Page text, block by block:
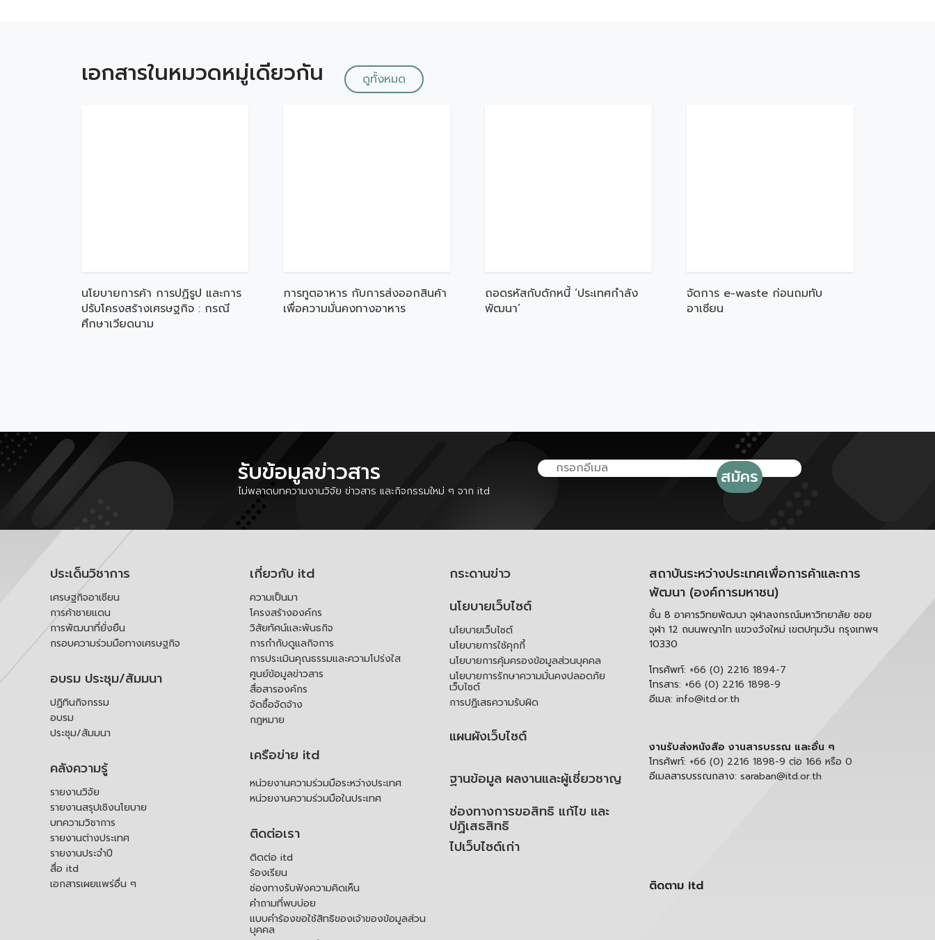
เอกสารในหมวดหมู่เดียวกัน ดูทั้งหมด
นโยบายการค้า การปฏิรูป และการ
ปรับโครงสร้างเศรษฐกิจ : กรณี
ศึกษาเวียดนาม
การทูตอาหาร กับการส่งออกสินค้า
เพื่อความมั่นคงทางอาหาร
ถอดรหัสกับดักหนี้ ‘ประเทศกำลัง
พัฒนา’
จัดการ e-waste ก่อนถมทับ
อาเซียน
รับข้อมูลข่าวสาร
ไม่พลาดบทความงานวิจัย ข่าวสาร และกิจกรรมใหม่ ๆ จาก itd
ประเด็นวิชาการ
เศรษฐกิจอาเซียน
การค้าชายแดน
การพัฒนาที่ยั่งยืน
กรอบความร่วมมือทางเศรษฐกิจ
อบรม ประชุม/สัมมนา
ปฏิทินกิจกรรม
อบรม
ประชุม/สัมมนา
คลังความรู้
รายงานวิจัย
รายงานสรุปเชิงนโยบาย
บทความวิชาการ
รายงานต่างประเทศ
รายงานประจำปี
สื่อ itd
เอกสารเผยแพร่อื่น ๆ
เกี่ยวกับ itd
ความเป็นมา
โครงสร้างองค์กร
วิสัยทัศน์และพันธกิจ
การกำกับดูแลกิจการ
การประเมินคุณธรรมและความโปร่งใส
ศูนย์ข้อมูลข่าวสาร
สื่อสารองค์กร
จัดซื้อจัดจ้าง
กฎหมาย
เครือข่าย itd
หน่วยงานความร่วมมือระหว่างประเทศ
หน่วยงานความร่วมมือในประเทศ
ติดต่อเรา
ติดต่อ itd
ร้องเรียน
ช่องทางรับฟังความคิดเห็น
คำถามที่พบบ่อย
แบบคำร้องขอใช้สิทธิของเจ้าของข้อมูลส่วน
บุคคล
กระดานข่าว
นโยบายเว็บไซต์
นโยบายเว็บไซต์
นโยบายการใช้คุกกี้
นโยบายการคุ้มครองข้อมูลส่วนบุคคล
นโยบายการรักษาความมั่นคงปลอดภัย
เว็บไซต์
การปฏิเสธความรับผิด
แผนผังเว็บไซต์
ฐานข้อมูล ผลงานและผู้เชี่ยวชาญ
ช่องทางการขอสิทธิ แก้ไข และ
ปฏิเสธสิทธิ
ไปเว็บไซต์เก่า
สถาบันระหว่างประเทศเพื่อการค้าและการ
พัฒนา (องค์การมหาชน)
ชั้น 8 อาคารวิทยพัฒนา จุฬาลงกรณ์มหาวิทยาลัย ซอย
จุฬา 12 ถนนพญาไท แขวงวังใหม่ เขตปทุมวัน กรุงเทพฯ
10330
โทรศัพท์: +66 (0) 2216 1894-7
โทรสาร: +66 (0) 2216 1898-9
อีเมล: info@itd.or.th
งานรับส่งหนังสือ งานสารบรรณ และอื่น ๆ
โทรศัพท์: +66 (0) 2216 1898-9 ต่อ 166 หรือ 0
อีเมลสารบรรณกลาง: saraban@itd.or.th
ติดตาม itd